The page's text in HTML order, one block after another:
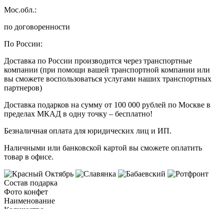
Мос.обл.:
по договоренности
По России:
Доставка по России производится через транспортные
компании (при помощи вашей транспортной компании или
вы сможете воспользоваться услугами наших транспортных
партнеров)
Доставка подарков на сумму от 100 000 рублей по Москве в
пределах МКАД в одну точку – бесплатно!
Безналичная оплата для юридических лиц и ИП.
Наличными или банковской картой вы сможете оплатить
товар в офисе.
Состав подарка
Фото конфет
Наименование